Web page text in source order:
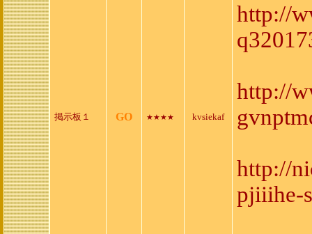
掲示板１ GO ★★★★ kvsiekaf
http://
http://
http://
pjiiihe-